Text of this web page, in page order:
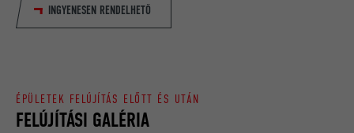
INGYENESEN RENDELHETŐ
FELÚJÍTÁSI GALÉRIA
ÉPÜLETEK FELÚJÍTÁS ELŐTT ÉS UTÁN
CÉL
generálására használnak azzal
kapcsolatban, hogy a látogató hogyan
NÉV _gaexp
által választott nyelvi beállításait.